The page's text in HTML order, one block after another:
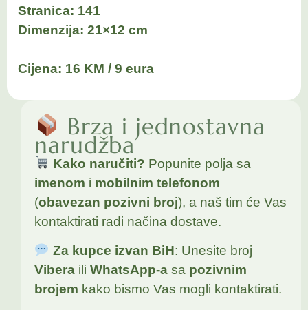
Stranica: 141
Dimenzija: 21×12 cm
Cijena: 16 KM / 9 eura
Brza i jednostavna
narudžba
Kako naručiti? Popunite polja sa
imenom i mobilnim telefonom
(obavezan pozivni broj), a naš tim će Vas
kontaktirati radi načina dostave.
Za kupce izvan BiH: Unesite broj
Vibera ili WhatsApp-a sa pozivnim
brojem kako bismo Vas mogli kontaktirati.